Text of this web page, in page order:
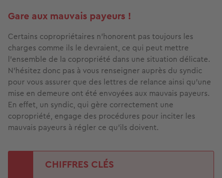
Gare aux mauvais payeurs !
Certains copropriétaires n’honorent pas toujours les
charges comme ils le devraient, ce qui peut mettre
l’ensemble de la copropriété dans une situation délicate.
N’hésitez donc pas à vous renseigner auprès du syndic
pour vous assurer que des lettres de relance ainsi qu'une
mise en demeure ont été envoyées aux mauvais payeurs.
En effet, un syndic, qui gère correctement une
copropriété, engage des procédures pour inciter les
mauvais payeurs à régler ce qu’ils doivent.
CHIFFRES CLÉS